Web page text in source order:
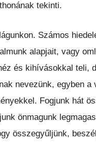
tekinti.
Számos
alapjait, vagy
és kihívásokkal teli,
nevezünk, egyben
Fogjunk hát
önmagunk
összegyűljünk,